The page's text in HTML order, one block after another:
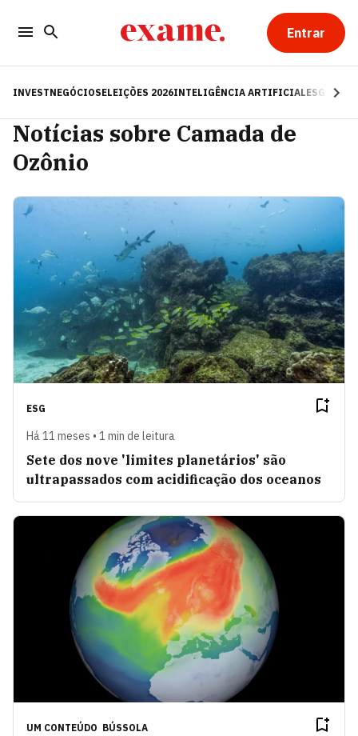
Entrar
INVESTNEGÓCIOSELEIÇÕES 2026INTELIGÊNCIA ARTIFICIALESG
Notícias sobre Camada de
Ozônio
ESG
Há 11 meses • 1 min de leitura
Sete dos nove 'limites planetários' são
ultrapassados com acidificação dos oceanos
UM CONTEÚDO BÚSSOLA